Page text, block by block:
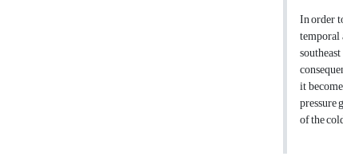
In order
it
pressure
of the